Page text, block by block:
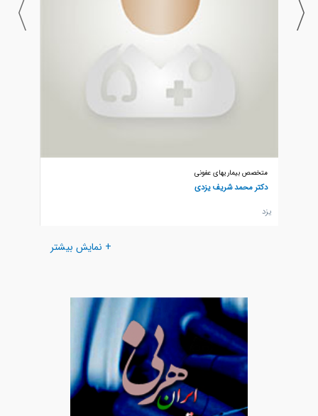
متخصص بیماریهای عفونی
دکتر محمد شریف یزدی
يزد
+ نمایش بیشتر